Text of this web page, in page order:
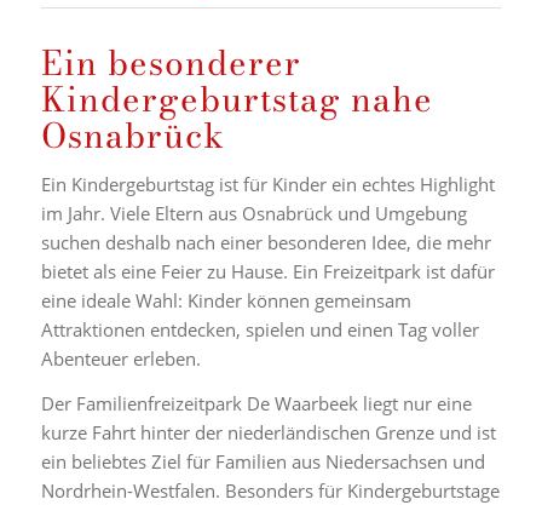
Ein besonderer
Kindergeburtstag nahe
Osnabrück
Ein Kindergeburtstag ist für Kinder ein echtes Highlight
im Jahr. Viele Eltern aus Osnabrück und Umgebung
suchen deshalb nach einer besonderen Idee, die mehr
bietet als eine Feier zu Hause. Ein Freizeitpark ist dafür
eine ideale Wahl: Kinder können gemeinsam
Attraktionen entdecken, spielen und einen Tag voller
Abenteuer erleben.
Der Familienfreizeitpark De Waarbeek liegt nur eine
kurze Fahrt hinter der niederländischen Grenze und ist
ein beliebtes Ziel für Familien aus Niedersachsen und
Nordrhein-Westfalen. Besonders für Kindergeburtstage